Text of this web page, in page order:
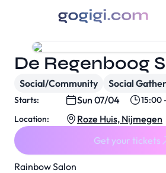
Rainbow Salon
De Regenboog
Social/Community Social
Starts: Sun 07/04
15:00
Location:
Roze Huis, Nijmegen
Get your tickets